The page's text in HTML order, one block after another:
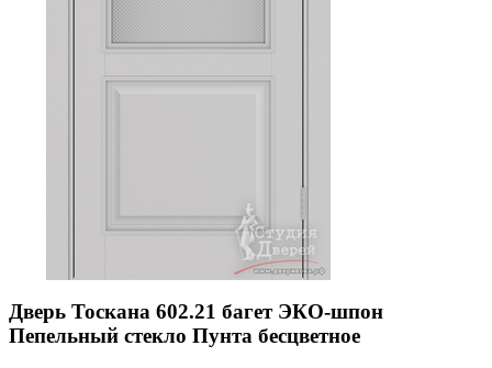
Дверь Тоскана 602.21 багет ЭКО-шпон
Пепельный стекло Пунта бесцветное